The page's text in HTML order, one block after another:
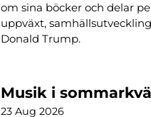
om sina böcker och delar
uppväxt,
Donald Trump.
Musik i
23 Aug 2026